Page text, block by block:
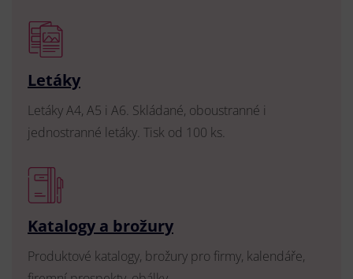
Letáky
Letáky A4, A5 i A6. Skládané, oboustranné i
jednostranné letáky. Tisk od 100 ks.
Katalogy a brožury
Produktové katalogy, brožury pro firmy, kalendáře,